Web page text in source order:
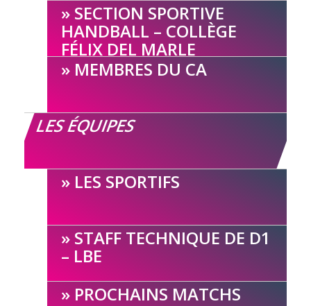
SECTION SPORTIVE
HANDBALL – COLLÈGE
FÉLIX DEL MARLE
MEMBRES DU CA
LES ÉQUIPES
LES SPORTIFS
STAFF TECHNIQUE DE D1
– LBE
PROCHAINS MATCHS